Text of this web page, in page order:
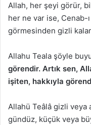
Allah, her şeyi görür,
her ne var ise, Cenab-
görmesinden gizli
Allahu Teala şöyle
görendir. Artık sen,
işiten, hakkıyla
Allahü Teâlâ gizli veya
gündüz, küçük veya